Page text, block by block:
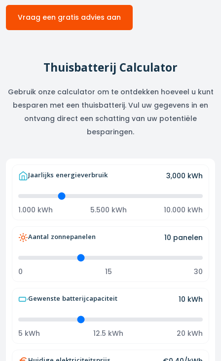
Vraag een gratis advies aan
Thuisbatterij Calculator
Gebruik onze calculator om te ontdekken hoeveel u kunt
besparen met een thuisbatterij. Vul uw gegevens in en
ontvang direct een schatting van uw potentiële
besparingen.
Jaarlijks energieverbruik 3,000 kWh
1.000 kWh 5.500 kWh 10.000 kWh
Aantal zonnepanelen 10 panelen
0 15 30
Gewenste batterijcapaciteit 10 kWh
5 kWh 12.5 kWh 20 kWh